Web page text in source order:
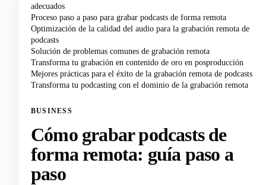
adecuados
Proceso paso a paso para grabar podcasts de forma remota
Optimización de la calidad del audio para la grabación remota de
podcasts
Solución de problemas comunes de grabación remota
Transforma tu grabación en contenido de oro en posproducción
Mejores prácticas para el éxito de la grabación remota de podcasts
Transforma tu podcasting con el dominio de la grabación remota
BUSINESS
Cómo grabar podcasts de
forma remota: guía paso a
paso